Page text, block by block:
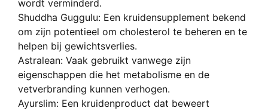
wordt verminderd.
Shuddha Guggulu: Een kruidensupplement bekend
om zijn potentieel om cholesterol te beheren en te
helpen bij gewichtsverlies.
Astralean: Vaak gebruikt vanwege zijn
eigenschappen die het metabolisme en de
vetverbranding kunnen verhogen.
Ayurslim: Een kruidenproduct dat beweert